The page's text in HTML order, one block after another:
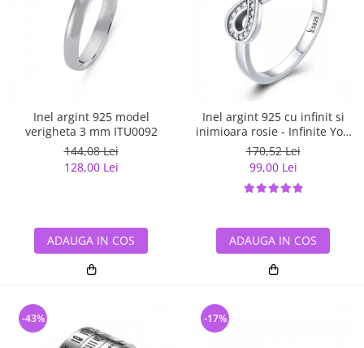
Inel argint 925 model
verigheta 3 mm ITU0092
144,08 Lei
128,00 Lei
ADAUGA IN COS
Inel argint 925 cu infinit si
inimioara rosie - Infinite You
IST0062
170,52 Lei
99,00 Lei
ADAUGA IN COS
-43% -17%